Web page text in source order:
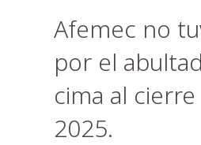
Afemec no
por el
cima al
2025.